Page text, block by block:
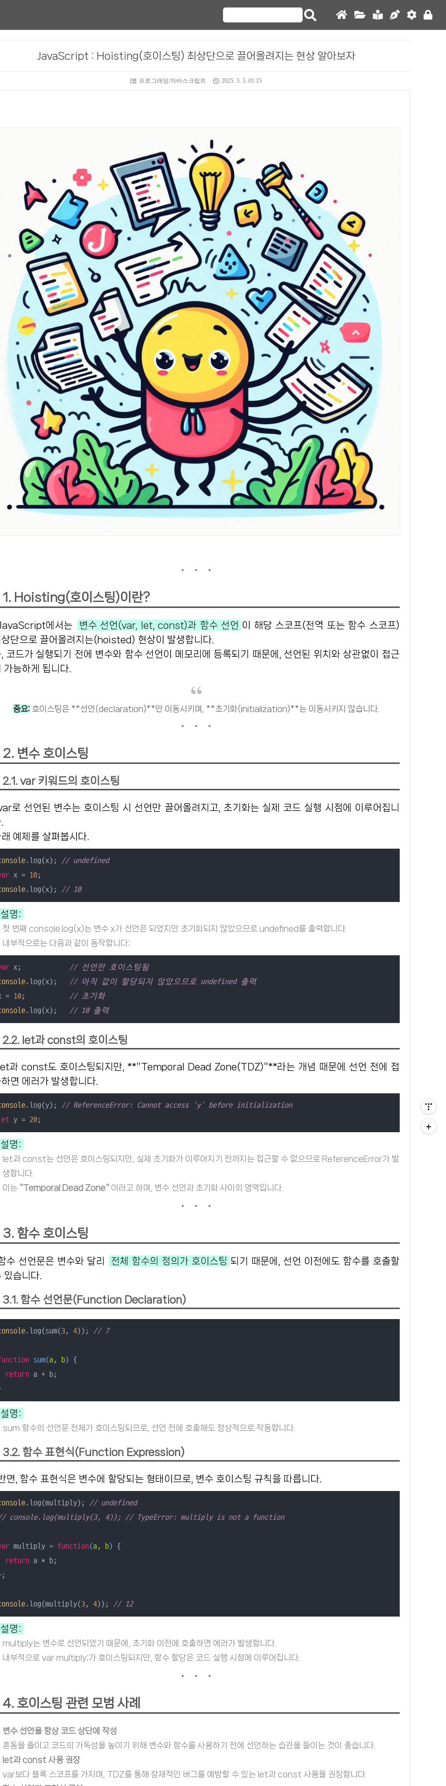
JavaScript : Hoisting(호이스팅) 최상단으로 끌어올려지는 현상 알아보자
프로그래밍/자바스크립트 2025. 3. 5. 01:15
1. Hoisting(호이스팅)이란?
JavaScript에서는 변수 선언(var, let, const)과 함수 선언 이 해당 스코프(전역 또는 함수 스코프)
단으로 끌어올려지는(hoisted) 현상이 발생합니다.
코드가 실행되기 전에 변수와 함수 선언이 메모리에 등록되기 때문에, 선언된 위치와 상관없이 접근
가능하게 됩니다.
중요: 호이스팅은 **선언(declaration)**만 이동시키며, **초기화(initialization)**는 이동시키지 않습니다.
2. 변수 호이스팅
2.1. var 키워드의 호이스팅
코드 실행 시점에 이루어집니
예제를 살펴봅시다.
.log(x); // undefined
x = 10
.log(x); // 10
설명:
첫 번째 console.log(x)는 변수 x가 선언은 되었지만 초기화되지 않았으므로 undefined를 출력합니다.
내부적으로는 다음과 같이 동작합니다:
x; // 선언만 호이스팅됨
.log(x); // 아직 값이 할당되지 않았으므로 undefined 출력
= 10; // 초기화
.log(x); // 10 출력
2.2. let과 const의 호이스팅
면 에러가 발생합니다.
.log(y); // ReferenceError: Cannot access 'y' before initialization
y = 20
설명:
let과 const는 선언은 호이스팅되지만, 실제 초기화가 이루어지기 전까지는 접근할 수 없으므로 ReferenceError가 발
생합니다.
이는 "Temporal Dead Zone" 이라고 하며, 변수 선언과 초기화 사이의 영역입니다.
3. 함수 호이스팅
함수 선언문은 변수와 달리 전체 함수의 정의가 호이스팅 되기 때문에, 선언 이전에도 함수를 호출할
있습니다.
3.1. 함수 선언문(Function Declaration)
.log(sum(3, 4)); // 7
sum(a, b) {
return a + b;
설명:
sum 함수의 선언문 전체가 호이스팅되므로, 선언 전에 호출해도 정상적으로 작동합니다.
3.2. 함수 표현식(Function Expression)
반면, 함수 표현식은 변수에 할당되는 형태이므로, 변수 호이스팅 규칙을 따릅니다.
.log(multiply); // undefined
console.log(multiply(3, 4)); // TypeError: multiply is not a function
multiply = function(a, b) {
return a * b;
.log(multiply(3, 4)); // 12
설명:
multiply는 변수로 선언되었기 때문에, 초기화 이전에 호출하면 에러가 발생합니다.
내부적으로 var multiply;가 호이스팅되지만, 함수 할당은 코드 실행 시점에 이루어집니다.
4. 호이스팅 관련 모범 사례
변수 선언을 항상 코드 상단에 작성
혼동을 줄이고 코드의 가독성을 높이기 위해 변수와 함수를 사용하기 전에 선언하는 습관을 들이는 것이 좋습니다.
let과 const 사용 권장
var보다 블록 스코프를 가지며, TDZ를 통해 잠재적인 버그를 예방할 수 있는 let과 const 사용을 권장합니다.